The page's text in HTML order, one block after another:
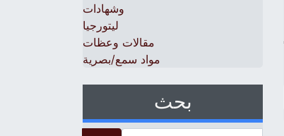
وشهادات
ليتورجيا
مقالات وعظات
مواد سمع/بصرية
بحث